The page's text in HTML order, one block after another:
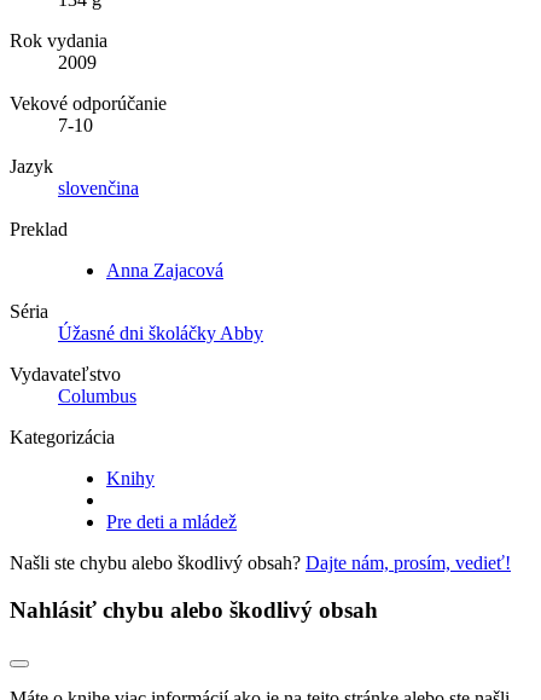
Rok vydania
2009
Vekové odporúčanie
7-10
Jazyk
slovenčina
Preklad
Anna Zajacová
Séria
Úžasné dni školáčky Abby
Vydavateľstvo
Columbus
Kategorizácia
Knihy
Pre deti a mládež
Našli ste chybu alebo škodlivý obsah? Dajte nám, prosím, vedieť!
Nahlásiť chybu alebo škodlivý obsah